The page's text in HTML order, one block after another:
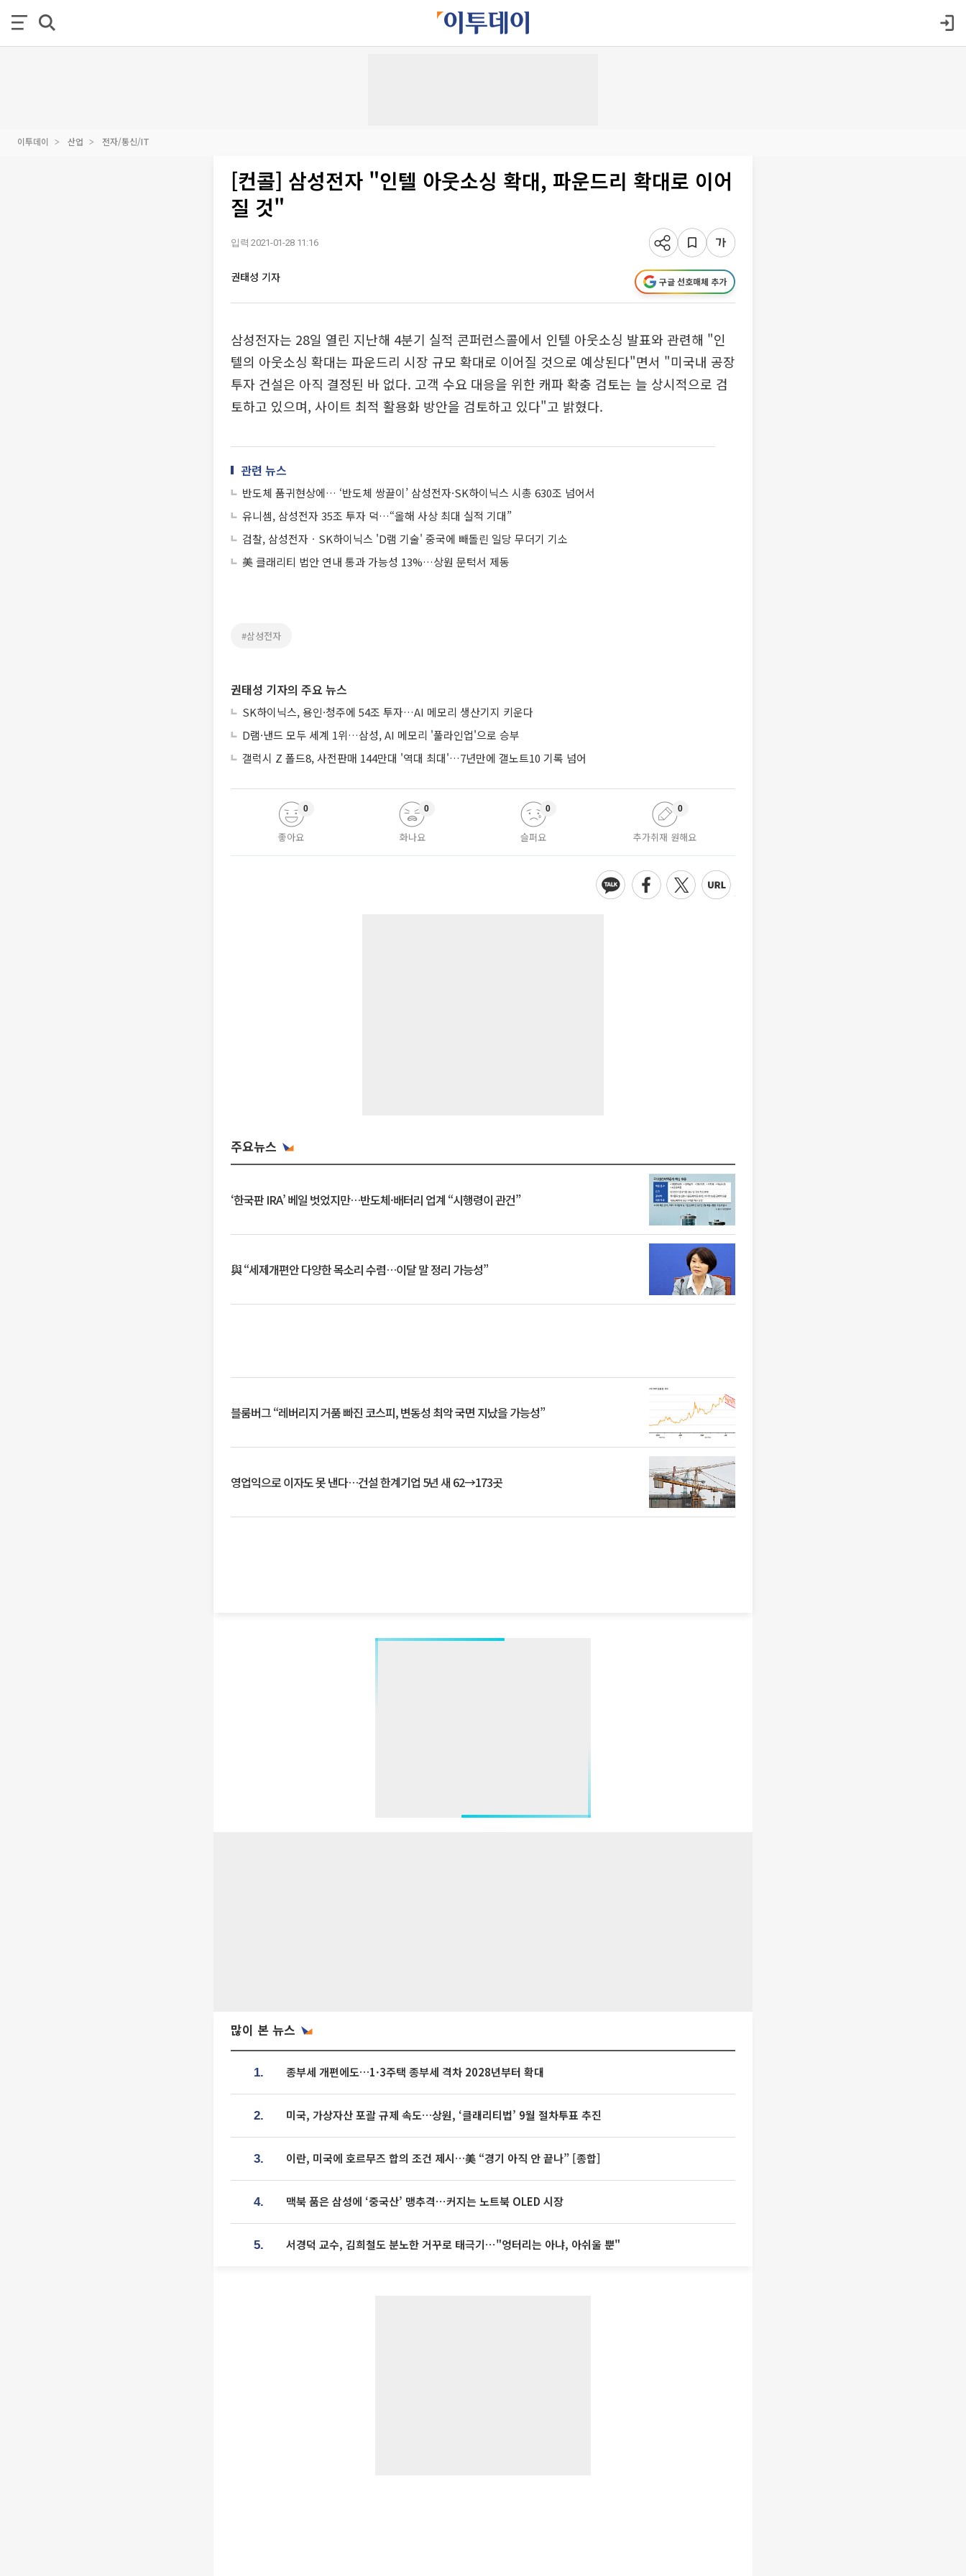
이투데이 산업 전자/통신/IT
[컨콜] 삼성전자 "인텔 아웃소싱 확대, 파운드리 확대로 이어
질 것"
입력 2021-01-28 11:16
권태성 기자 구글 선호매체 추가
삼성전자는 28일 열린 지난해 4분기 실적 콘퍼런스콜에서 인텔 아웃소싱 발표와 관련해 "인
텔의 아웃소싱 확대는 파운드리 시장 규모 확대로 이어질 것으로 예상된다"면서 "미국내 공장
투자 건설은 아직 결정된 바 없다. 고객 수요 대응을 위한 캐파 확충 검토는 늘 상시적으로 검
토하고 있으며, 사이트 최적 활용화 방안을 검토하고 있다"고 밝혔다.
관련 뉴스
반도체 품귀현상에… ‘반도체 쌍끌이’ 삼성전자·SK하이닉스 시총 630조 넘어서
유니셈, 삼성전자 35조 투자 덕…“올해 사상 최대 실적 기대”
검찰, 삼성전자ㆍSK하이닉스 'D램 기술' 중국에 빼돌린 일당 무더기 기소
美 클래리티 법안 연내 통과 가능성 13%…상원 문턱서 제동
#삼성전자
권태성 기자의 주요 뉴스
SK하이닉스, 용인·청주에 54조 투자…AI 메모리 생산기지 키운다
D램·낸드 모두 세계 1위…삼성, AI 메모리 '풀라인업'으로 승부
갤럭시 Z 폴드8, 사전판매 144만대 '역대 최대'…7년만에 갤노트10 기록 넘어
좋아요
0
화나요
0
슬퍼요
0
추가취재 원해요
0
주요뉴스
‘한국판 IRA’ 베일 벗었지만…반도체·배터리 업계 “시행령이 관건”
與 “세제개편안 다양한 목소리 수렴…이달 말 정리 가능성”
블룸버그 “레버리지 거품 빠진 코스피, 변동성 최악 국면 지났을 가능성”
영업익으로 이자도 못 낸다…건설 한계기업 5년 새 62→173곳
많이 본 뉴스
1. 종부세 개편에도…1·3주택 종부세 격차 2028년부터 확대
2. 미국, 가상자산 포괄 규제 속도…상원, ‘클래리티법’ 9월 절차투표 추진
3. 이란, 미국에 호르무즈 합의 조건 제시…美 “경기 아직 안 끝나” [종합]
4. 맥북 품은 삼성에 ‘중국산’ 맹추격⋯커지는 노트북 OLED 시장
5. 서경덕 교수, 김희철도 분노한 거꾸로 태극기⋯"엉터리는 아냐, 아쉬울 뿐"